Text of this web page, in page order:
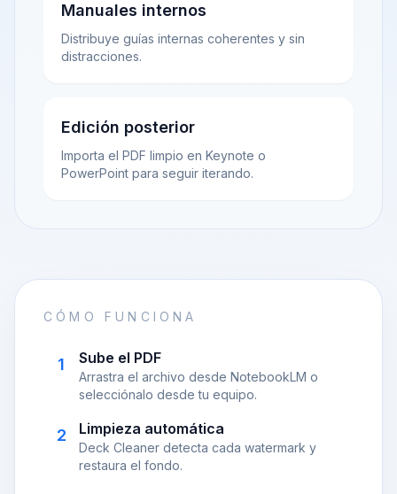
Manuales internos
Distribuye guías internas coherentes y sin
distracciones.
Edición posterior
Importa el PDF limpio en Keynote o
PowerPoint para seguir iterando.
CÓMO FUNCIONA
1 Sube el PDF
Arrastra el archivo desde NotebookLM o
selecciónalo desde tu equipo.
2 Limpieza automática
Deck Cleaner detecta cada watermark y
restaura el fondo.